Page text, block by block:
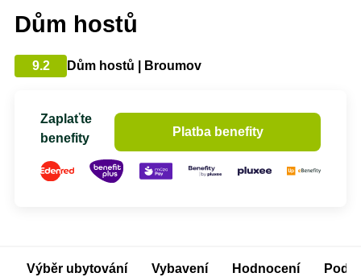
Dům hostů
9.2 Dům hostů | Broumov
Zaplaťte
benefity
Platba benefity
Výběr ubytování Vybavení Hodnocení